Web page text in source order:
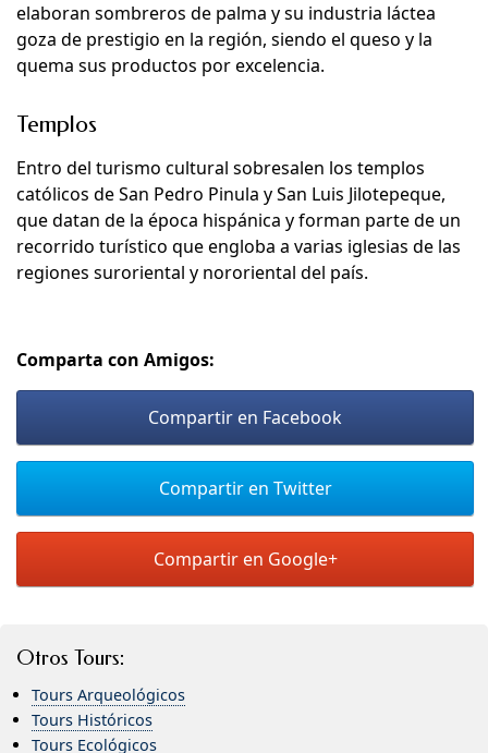
elaboran sombreros de palma y su industria láctea
goza de prestigio en la región, siendo el queso y la
quema sus productos por excelencia.
Templos
Entro del turismo cultural sobresalen los templos
católicos de San Pedro Pinula y San Luis Jilotepeque,
que datan de la época hispánica y forman parte de un
recorrido turístico que engloba a varias iglesias de las
regiones suroriental y nororiental del país.
Comparta con Amigos:
Compartir en Facebook
Compartir en Twitter
Compartir en Google+
Otros Tours:
Tours Arqueológicos
Tours Históricos
Tours Ecológicos